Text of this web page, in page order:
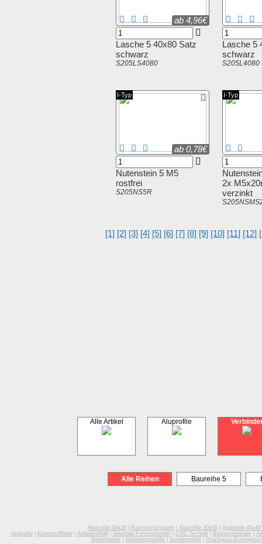
Lasche 5 40x80 Satz
schwarz
S205LS4080
ab 4,96€
Lasche 5
schwarz
S205L4080
Nutenstein 5 M5
rostfrei
S205NS5R
ab 0,78€
I-Typ
2x
verzinkt
I-Typ
[1] [2] [3] [4] [5] [6] [7] [8] [9] [10] [11] [12]
Alle Artikel Aluprofile
Alle Reihen Baureihe 5
Aluprofile 30x30 Rohrstecksystem Aluprofile 30x30 Aluprofile 40x40
Aluprofile| Kunststoffteile| Artikelvielfalt Gewinde-Formverbinder| CNC Technik Bolzenverbinder|
Nutensteine
Aluminiumprofile Sonderprofile Druckguss-